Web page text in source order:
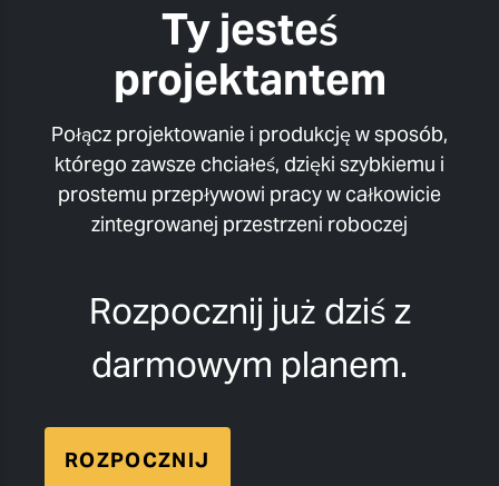
Ty jesteś
projektantem
Połącz projektowanie i produkcję w sposób,
którego zawsze chciałeś, dzięki szybkiemu i
prostemu przepływowi pracy w całkowicie
zintegrowanej przestrzeni roboczej
Rozpocznij już dziś z
darmowym planem.
ROZPOCZNIJ